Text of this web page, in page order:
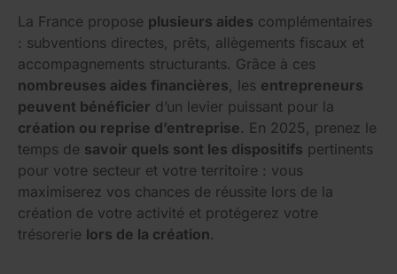
La France propose plusieurs aides complémentaires
: subventions directes, prêts, allègements fiscaux et
accompagnements structurants. Grâce à ces
nombreuses aides financières, les entrepreneurs
peuvent bénéficier d’un levier puissant pour la
création ou reprise d’entreprise. En 2025, prenez le
temps de savoir quels sont les dispositifs pertinents
pour votre secteur et votre territoire : vous
maximiserez vos chances de réussite lors de la
création de votre activité et protégerez votre
trésorerie lors de la création.